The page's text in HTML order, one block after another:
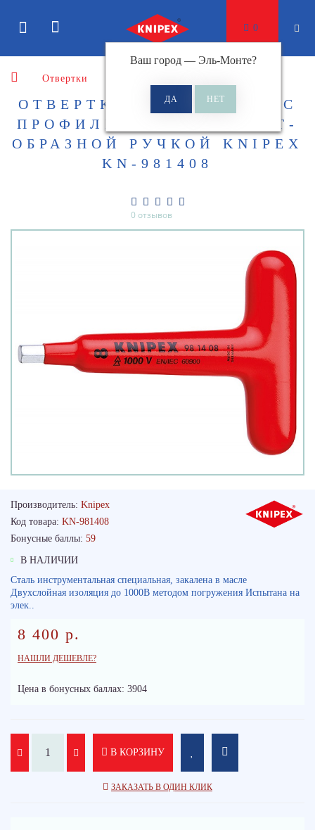
Ваш город — Эль-Монте?
0
Отвертки
ОТВЕРТКА ДЛЯ ВИНТОВ С
ПРОФИЛЕМ С ПРОЧНОЙ Т-
ОБРАЗНОЙ РУЧКОЙ KNIPEX
KN-981408
0 отзывов
Производитель: Knipex
Код товара: KN-981408
Бонусные баллы: 59
В НАЛИЧИИ
Сталь инструментальная специальная, закалена в масле
Двухслойная изоляция до 1000В методом погружения Испытана на
элек..
8 400 р.
НАШЛИ ДЕШЕВЛЕ?
Цена в бонусных баллах: 3904
В КОРЗИНУ
ЗАКАЗАТЬ В ОДИН КЛИК